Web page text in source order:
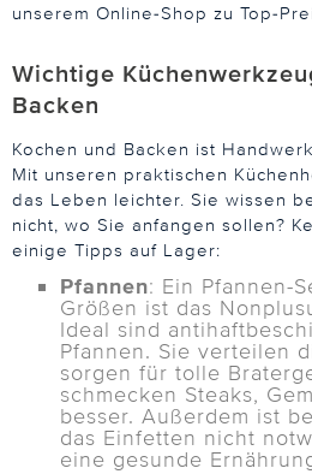
unserem Online-Shop zu Top-
Wichtige
Backen
Kochen und Backen ist
Mit unseren praktischen
das Leben leichter. Sie wissen
nicht, wo Sie anfangen sollen?
einige Tipps auf Lager:
Pfannen: Ein Pfannen-
Größen ist das
Ideal sind
Pfannen. Sie verteilen
sorgen für tolle
schmecken Steaks,
besser. Außerdem ist
das Einfetten nicht
eine gesunde